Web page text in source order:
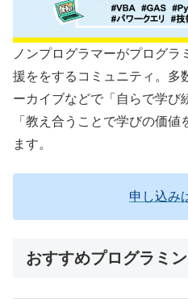
ノンプログラマーがプログ
援ををするコミュニティ。多
ーカイブなどで「自らで学び
「教え合うことで学びの価
ます。
申し込み
おすすめプログラミ